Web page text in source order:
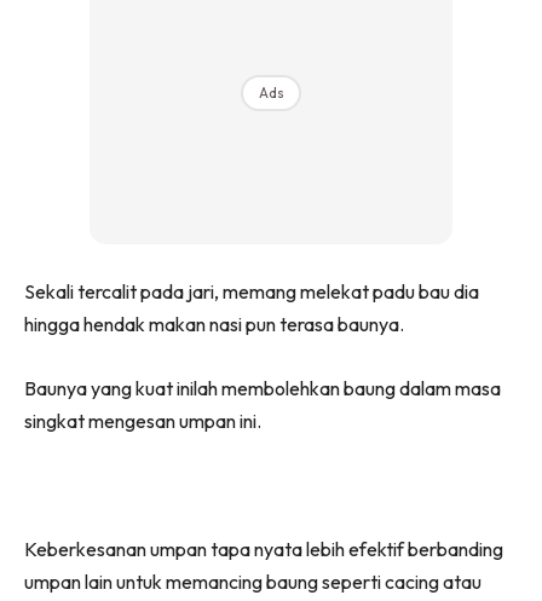
Ads
Sekali tercalit pada jari, memang melekat padu bau dia
hingga hendak makan nasi pun terasa baunya.
Baunya yang kuat inilah membolehkan baung dalam masa
singkat mengesan umpan ini.
Keberkesanan umpan tapa nyata lebih efektif berbanding
umpan lain untuk memancing baung seperti cacing atau